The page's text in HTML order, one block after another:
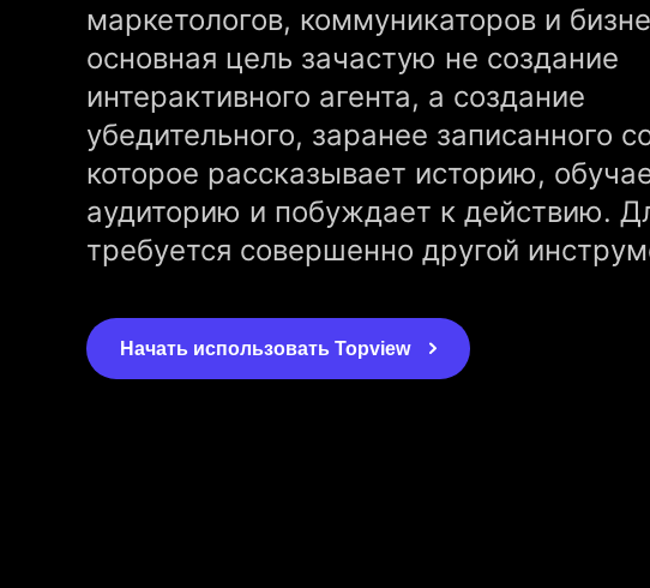
маркетологов, коммуникаторов и
основная цель зачастую не создание
интерактивного агента, а создание
убедительного, заранее записанного
которое рассказывает историю,
аудиторию и побуждает к действию.
требуется совершенно другой
Начать использовать Topview